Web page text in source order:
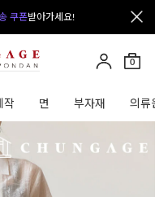
쿠폰받아가세요!
0
작 면 부자재 의류